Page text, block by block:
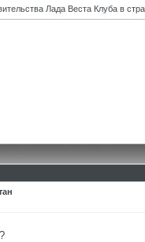
Лада Веста Клуба в